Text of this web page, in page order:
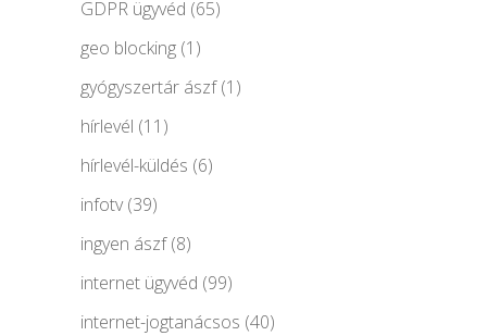
GDPR ügyvéd (65)
geo blocking (1)
gyógyszertár ászf(1)
hírlevél (11)
hírlevél-küldés (6)
infotv(39)
ingyen ászf(8)
internet ügyvéd (99)
internet-jogtanácsos (40)